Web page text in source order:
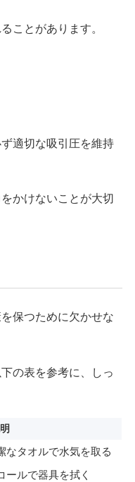
ことがあります。
適切な吸引圧を維持
かけないことが大切
保つために欠かせな
の表を参考に、しっ
なタオルで水気を取る
ールで器具を拭く